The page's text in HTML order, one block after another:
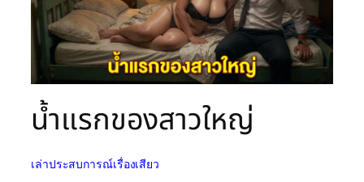
น้ำแรกของสาวใหญ่
เล่าประสบการณ์เรื่องเสียว